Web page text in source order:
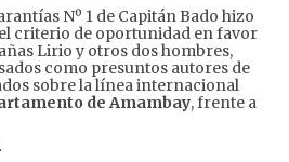
Nº 1 de Capitán Bado hizo
criterio de oportunidad en favor
Lirio y otros dos hombres,
como presuntos autores de
sobre la línea internacional
de Amambay, frente a